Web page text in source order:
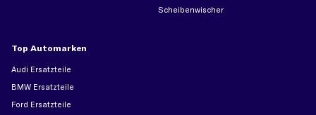
Scheibenwischer
Top Automarken
Audi Ersatzteile
BMW Ersatzteile
Ford Ersatzteile